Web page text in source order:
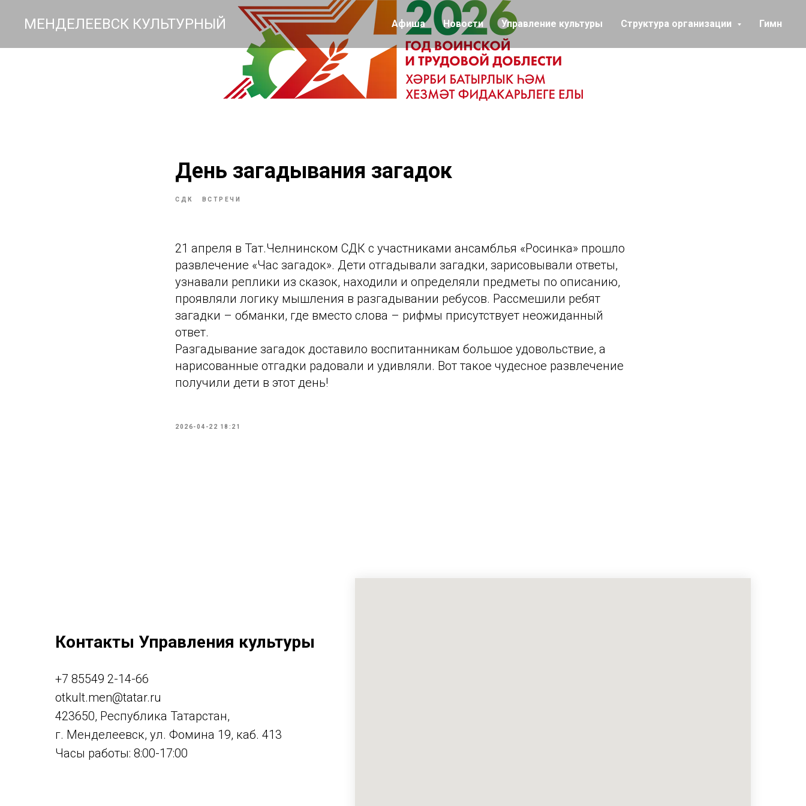
МЕНДЕЛЕЕВСК КУЛЬТУРНЫЙ Афиша Новости Управление культуры Структура организации Гимн
День загадывания загадок
СДК ВСТРЕЧИ
21 апреля в Тат.Челнинском СДК с участниками ансамблья «Росинка» прошло
развлечение «Час загадок». Дети отгадывали загадки, зарисовывали ответы,
узнавали реплики из сказок, находили и определяли предметы по описанию,
проявляли логику мышления в разгадывании ребусов. Рассмешили ребят
загадки – обманки, где вместо слова – рифмы присутствует неожиданный
ответ.
Разгадывание загадок доставило воспитанникам большое удовольствие, а
нарисованные отгадки радовали и удивляли. Вот такое чудесное развлечение
получили дети в этот день!
2026-04-22 18:21
Контакты Управления культуры
+7 85549 2-14-66
otkult.men@tatar.ru
423650, Республика Татарстан,
г. Менделеевск, ул. Фомина 19, каб. 413
Часы работы: 8:00-17:00